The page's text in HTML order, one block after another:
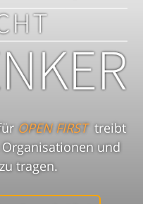
OPEN FIRSTtreibt
und
tragen.